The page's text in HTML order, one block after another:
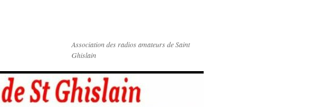
Association des radios amateurs de Saint
Ghislain